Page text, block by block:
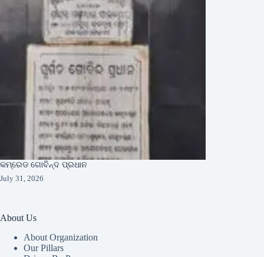
କମ୍ରେଡ ଗୋବିନ୍ଦ ପ୍ରଧାନ
July 31, 2026
About Us
About Organization
Our Pillars